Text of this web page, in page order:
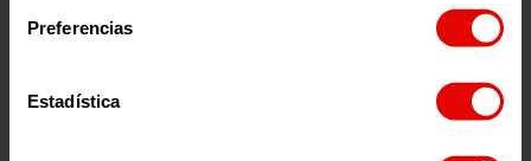
Preferencias
Estadística